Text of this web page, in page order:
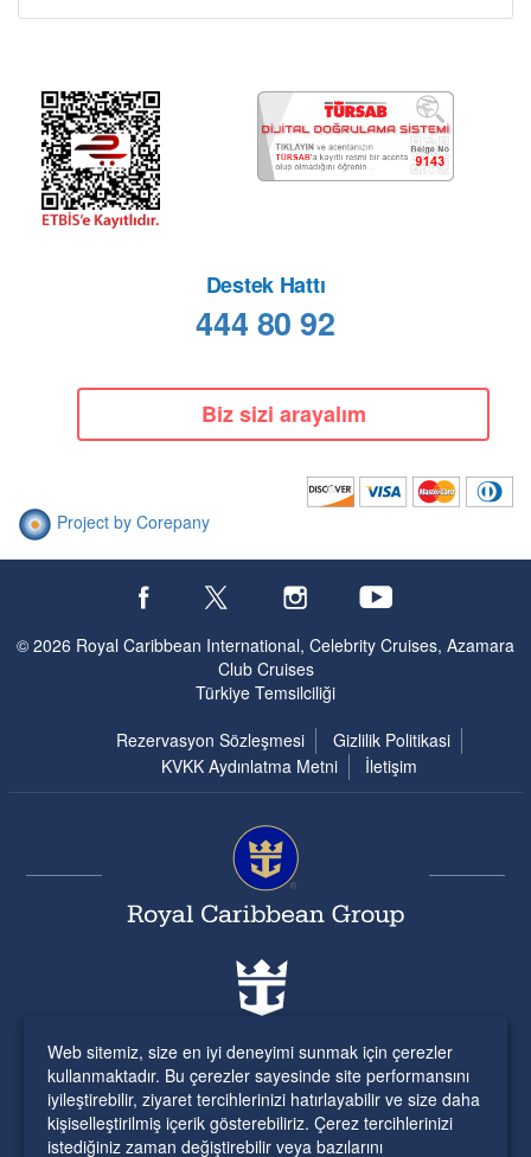
Destek Hattı
444 80 92
Biz sizi arayalım
Project by Corepany
© 2026 Royal Caribbean International, Celebrity Cruises, Azamara
Club Cruises
Türkiye Temsilciliği
Rezervasyon Sözleşmesi
Gizlilik Politikasi
KVKK Aydınlatma Metni
İletişim
Web sitemiz, size en iyi deneyimi sunmak için çerezler
kullanmaktadır. Bu çerezler sayesinde site performansını
iyileştirebilir, ziyaret tercihlerinizi hatırlayabilir ve size daha
kişiselleştirilmiş içerik gösterebiliriz. Çerez tercihlerinizi
istediğiniz zaman değiştirebilir veya bazılarını